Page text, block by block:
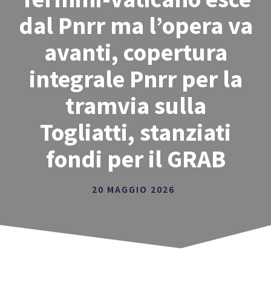
dal Pnrr ma l’opera va
avanti, copertura
integrale Pnrr per la
tramvia sulla
Togliatti, stanziati
fondi per il GRAB
20 MAGGIO 2026